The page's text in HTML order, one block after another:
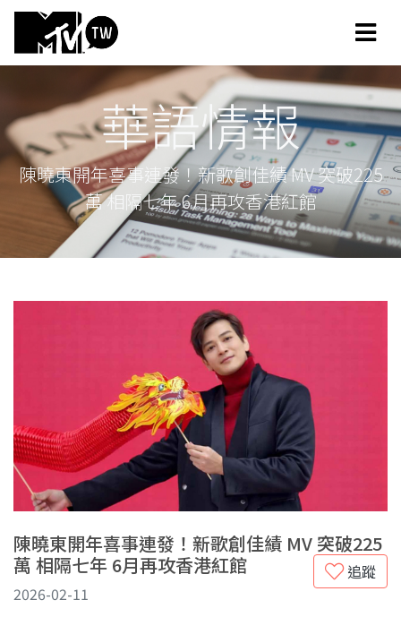
華語情報
陳曉東開年喜事連發！新歌創佳績 MV 突破225
萬 相隔七年 6月再攻香港紅館
陳曉東開年喜事連發！新歌創佳績 MV 突破225
萬 相隔七年 6月再攻香港紅館
追蹤
2026-02-11